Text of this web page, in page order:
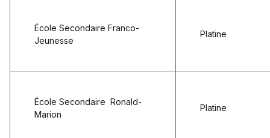
École Secondaire Franco-
Jeunesse
Platine
École Secondaire Ronald-
Marion
Platine